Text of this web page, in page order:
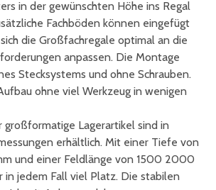
in der gewünschten Höhe ins Regal
Fachböden können eingefügt
die Großfachregale optimal an die
anpassen. Die Montage
Stecksystems und ohne Schrauben.
ohne viel Werkzeug in wenigen
großformatige Lagerartikel sind in
erhältlich. Mit einer Tiefe von
und einer Feldlänge von 1500 2000
in jedem Fall viel Platz. Die stabilen